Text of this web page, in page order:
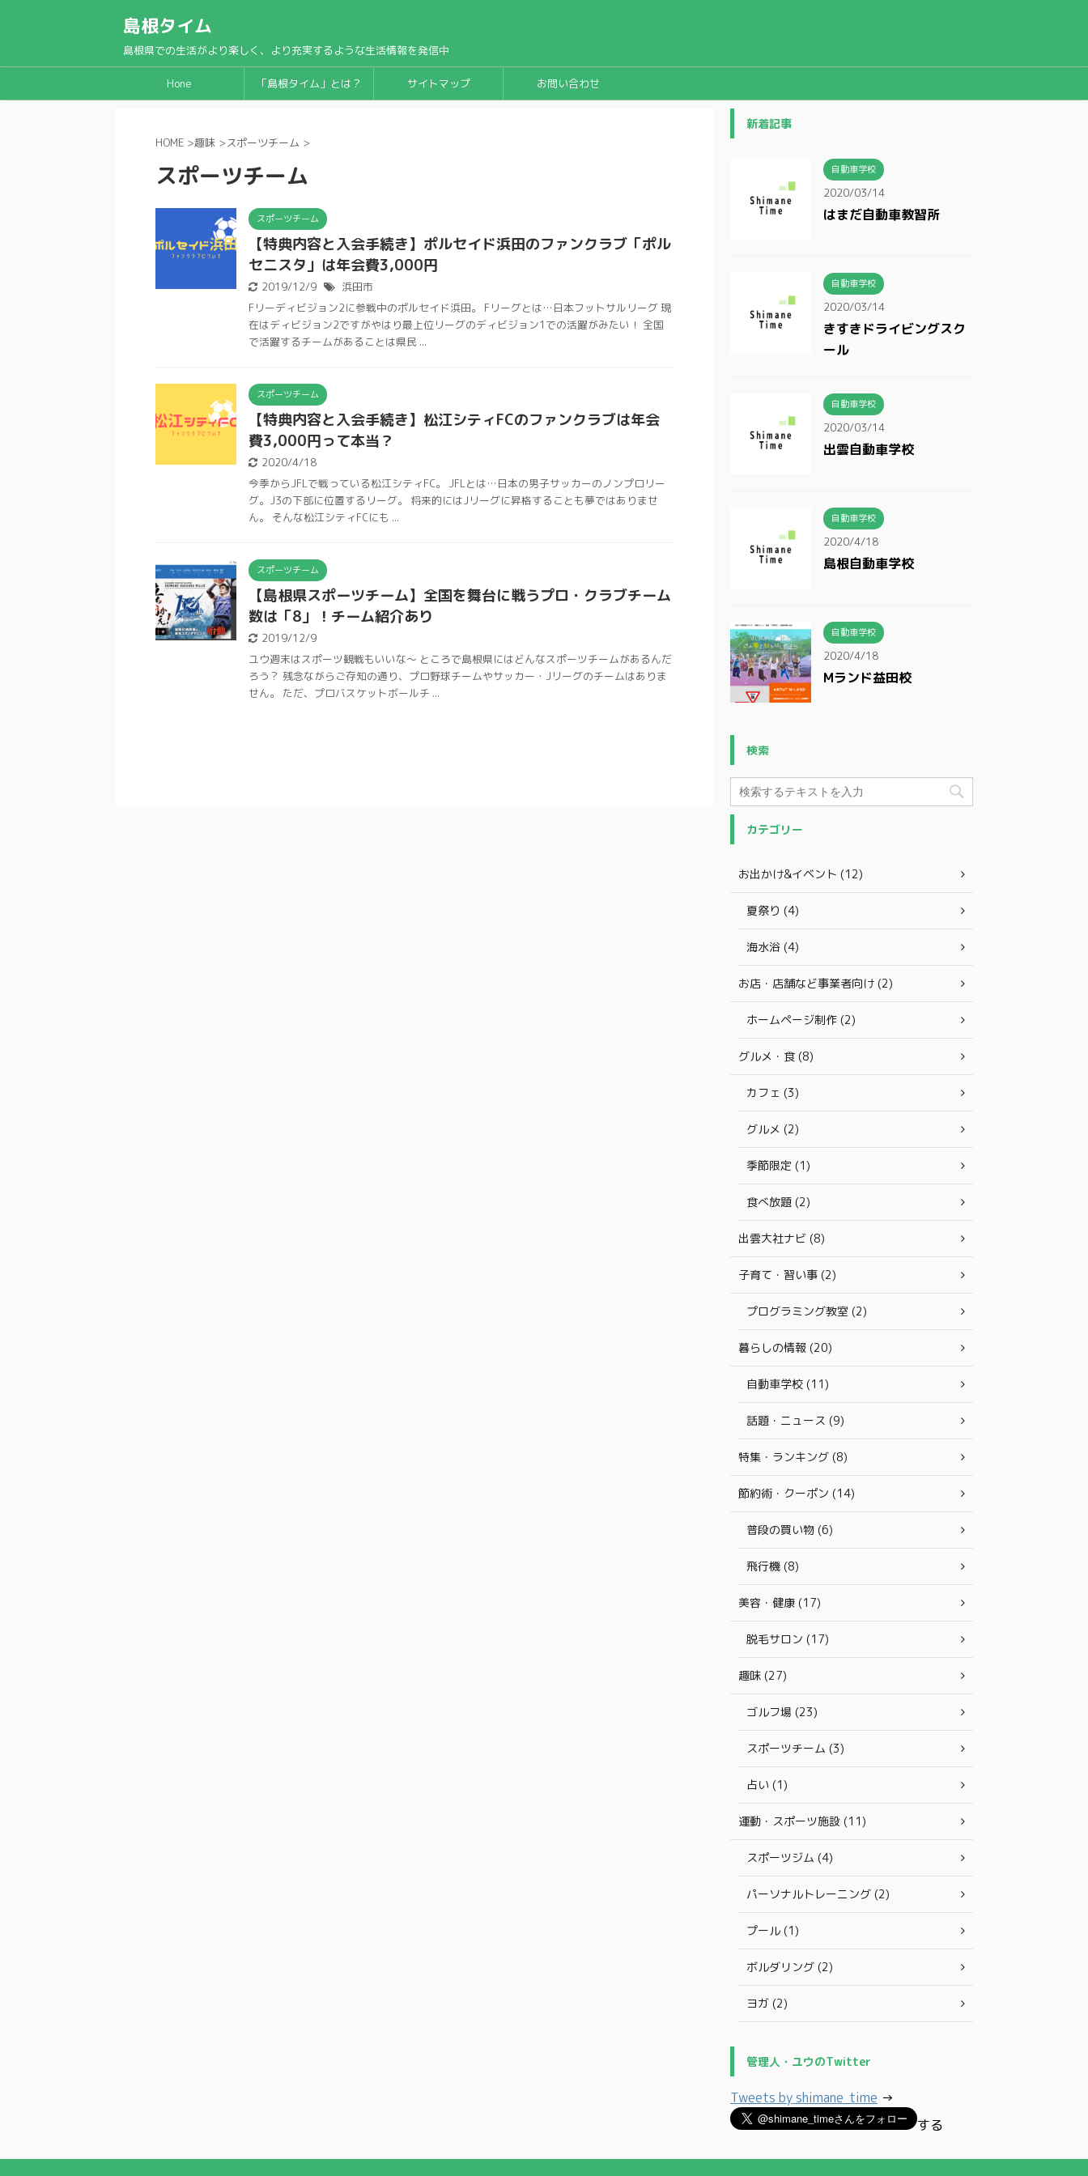
島根タイム
島根県での生活がより楽しく、より充実するような生活情報を発信中
Hone 「島根タイム」とは？ サイトマップ お問い合わせ
HOME >趣味 >スポーツチーム >
スポーツチーム
スポーツチーム
【特典内容と入会手続き】ポルセイド浜田のファンクラブ「ポル
セニスタ」は年会費3,000円
2019/12/9
浜田市
Fリーディビジョン2に参戦中のポルセイド浜田。 Fリーグとは…日本フットサルリーグ 現
在はディビジョン2ですがやはり最上位リーグのディビジョン1での活躍がみたい！ 全国
で活躍するチームがあることは県民 ...
スポーツチーム
【特典内容と入会手続き】松江シティFCのファンクラブは年会
費3,000円って本当？
2020/4/18
今季からJFLで戦っている松江シティFC。 JFLとは…日本の男子サッカーのノンプロリー
グ。J3の下部に位置するリーグ。 将来的にはJリーグに昇格することも夢ではありませ
ん。 そんな松江シティFCにも ...
スポーツチーム
【島根県スポーツチーム】全国を舞台に戦うプロ・クラブチーム
数は「8」！チーム紹介あり
2019/12/9
ユウ週末はスポーツ観戦もいいな〜 ところで島根県にはどんなスポーツチームがあるんだ
ろう？ 残念ながらご存知の通り、プロ野球チームやサッカー・Jリーグのチームはありま
せん。 ただ、プロバスケットボールチ ...
新着記事
自動車学校
2020/03/14
はまだ自動車教習所
自動車学校
2020/03/14
きすきドライビングスク
ール
自動車学校
2020/03/14
出雲自動車学校
自動車学校
2020/4/18
島根自動車学校
自動車学校
2020/4/18
Mランド益田校
検索
カテゴリー
お出かけ&イベント (12)
夏祭り (4)
海水浴 (4)
お店・店舗など事業者向け (2)
ホームページ制作 (2)
グルメ・食 (8)
カフェ (3)
グルメ (2)
季節限定 (1)
食べ放題 (2)
出雲大社ナビ (8)
子育て・習い事 (2)
プログラミング教室 (2)
暮らしの情報 (20)
自動車学校 (11)
話題・ニュース (9)
特集・ランキング (8)
節約術・クーポン (14)
普段の買い物 (6)
飛行機 (8)
美容・健康 (17)
脱毛サロン (17)
趣味 (27)
ゴルフ場 (23)
スポーツチーム (3)
占い (1)
運動・スポーツ施設 (11)
スポーツジム (4)
パーソナルトレーニング (2)
プール (1)
ボルダリング (2)
ヨガ (2)
管理人・ユウのTwitter
Tweets by shimane_time →
する